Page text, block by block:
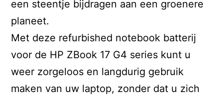
een steentje bijdragen aan een groenere
planeet.
Met deze refurbished notebook batterij
voor de HP ZBook 17 G4 series kunt u
weer zorgeloos en langdurig gebruik
maken van uw laptop, zonder dat u zich